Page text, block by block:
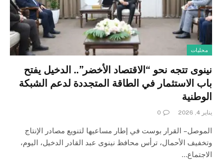
محليات
نينوى تتجه نحو “الاقتصاد الأخضر”.. الدخيل يفتح
باب الاستثمار في الطاقة المتجددة لدعم الشبكة
الوطنية
يناير 4, 2026 0
الموصل – القرار بوست في إطار مساعيها لتنويع مصادر الإنتاج
وتخفيف الأحمال، ترأس محافظ نينوى عبد القادر الدخيل، اليوم،
الاجتماع…